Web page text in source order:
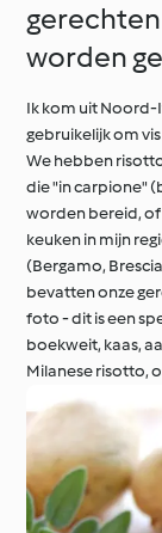
worden
Ik kom uit Noord-
gebruikelijk om
We hebben
die "in carpione"
worden bereid, of
keuken in mijn
(Bergamo,
bevatten onze
foto - dit is een
boekweit, kaas,
Milanese risotto,